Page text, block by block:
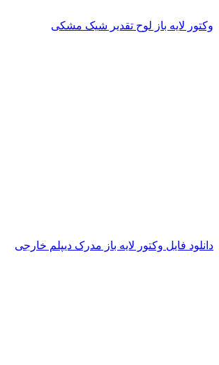
وکتور لایه باز لوح تقدیر شیک مشکی
دانلود فایل وکتور لایه باز مدرک دیپلم خارجی